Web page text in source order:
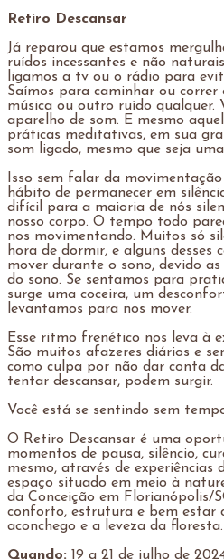
Retiro Descansar
Já reparou que estamos
ruídos incessantes e não
ligamos a tv ou o rádio para
Saímos para caminhar ou
música ou outro ruído qualquer.
aparelho de som. E mesmo
práticas meditativas, em sua
som ligado, mesmo que seja
Isso sem falar da
hábito de permanecer em
difícil para a maioria de nós
nosso corpo. O tempo todo
nos movimentando. Muitos só
hora de dormir, e alguns desses
mover durante o sono, devido
do sono. Se sentamos para
surge uma coceira, um
levantamos para nos mover.
Esse ritmo frenético nos leva à
São muitos afazeres diários e
como culpa por não dar conta
tentar descansar, podem surgir.
Você está se sentindo sem
O Retiro Descansar é uma
momentos de pausa, silêncio,
mesmo, através de experiências
espaço situado em meio à
da Conceição em Florianópolis/
conforto, estrutura e bem estar
aconchego e a leveza da floresta.
Quando: 19 a 21 de julho de